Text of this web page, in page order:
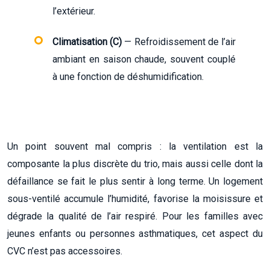
l’extérieur.
Climatisation (C) — Refroidissement de l’air
ambiant en saison chaude, souvent couplé
à une fonction de déshumidification.
Un point souvent mal compris : la ventilation est la
composante la plus discrète du trio, mais aussi celle dont la
défaillance se fait le plus sentir à long terme. Un logement
sous-ventilé accumule l’humidité, favorise la moisissure et
dégrade la qualité de l’air respiré. Pour les familles avec
jeunes enfants ou personnes asthmatiques, cet aspect du
CVC n’est pas accessoires.